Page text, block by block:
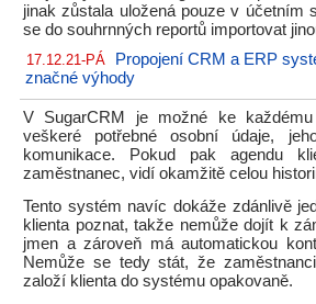
jinak zůstala uložená pouze v účetním
se do souhrnných reportů importovat
17.12.21-PÁ
Propojení CRM a ERP
značné výhody
V SugarCRM je možné ke
veškeré potřebné osobní údaje,
komunikace. Pokud pak agendu
zaměstnanec, vidí okamžitě celou
Tento systém navíc dokáže zdánlivě
klienta poznat, takže nemůže dojít k
jmen a zároveň má automatickou
Nemůže se tedy stát, že
založí klienta do systému opakovaně.